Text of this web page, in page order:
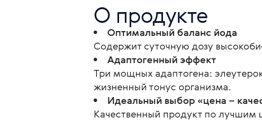
О продукте
Оптимальный баланс йода
Содержит суточную дозу
Адаптогенный эффект
Три мощных адаптогена:
жизненный тонус организма.
Идеальный выбор «цена –
Качественный продукт по